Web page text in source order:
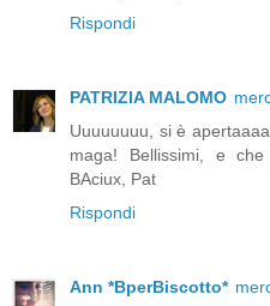
Rispondi
PATRIZIA MALOMO
Uuuuuuuu, si è
maga! Bellissimi, e
BAciux, Pat
Rispondi
Ann *BperBiscotto*